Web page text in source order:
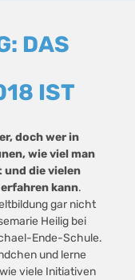
DAS
IST
doch wer in
wie viel man
die vielen
kann.
gar nicht
Heilig bei
Ende-Schule.
und lerne
viele Initiativen